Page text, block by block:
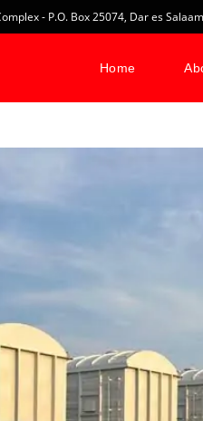
- P.O. Box 25074, Dar es
Home